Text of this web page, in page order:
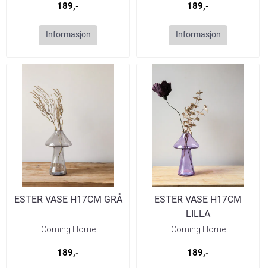
189,-
Informasjon
189,-
Informasjon
ESTER VASE H17CM GRÅ
Coming Home
189,-
ESTER VASE H17CM
LILLA
Coming Home
189,-